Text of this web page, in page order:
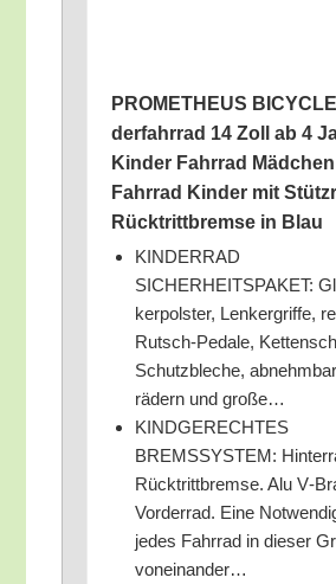
PROMETHEUS
der­fahr­rad 14 Zoll ab 4
Kin­der Fahr­rad
Fahr­rad Kin­der mit
Rück­tritt­brem­se in Blau
KINDERRAD
SICHERHEITSPAKET:
ker­pols­ter, Len­k­er­grif­fe,
Rutsch-Peda­le,
Schutz­ble­che,
rä­dern und große…
KINDGERECHTES
BREMSSYSTEM:
Rück­tritt­brem­se. Alu
Vor­der­rad. Eine
jedes Fahr­rad in die­ser
voneinander…